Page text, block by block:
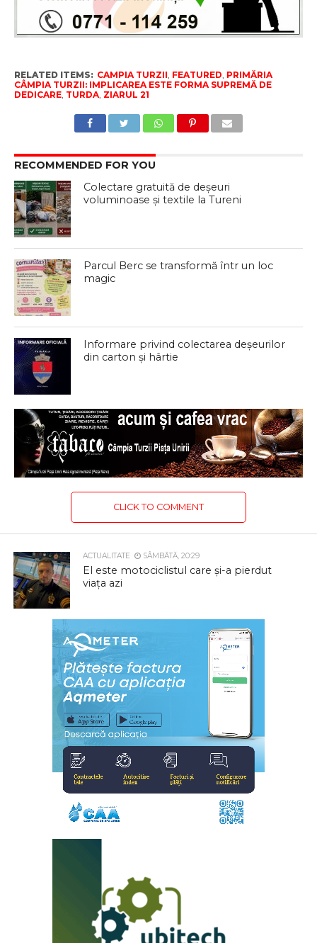
RELATED ITEMS: CAMPIA TURZII, FEATURED, PRIMĂRIA
CÂMPIA TURZII: IMPLICAREA ESTE FORMA SUPREMĂ DE
DEDICARE, TURDA, ZIARUL 21
RECOMMENDED FOR YOU
Colectare gratuită de deșeuri
voluminoase și textile la Tureni
Parcul Berc se transformă într un loc
magic
Informare privind colectarea deșeurilor
din carton și hârtie
CLICK TO COMMENT
ACTUALITATE SÂMBĂTĂ, 20:29
El este motociclistul care și-a pierdut
viața azi